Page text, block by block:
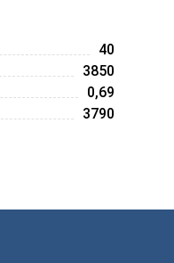
40
3850
0,69
3790